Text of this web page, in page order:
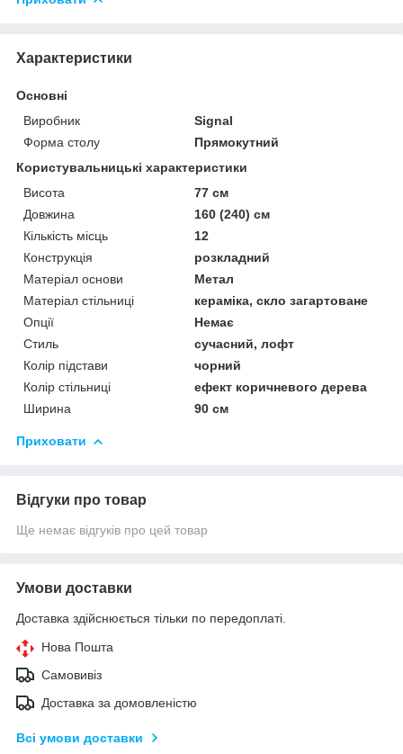
Характеристики
Основні
Виробник
Signal
Форма столу
Прямокутний
Користувальницькі характеристики
Висота
77 см
Довжина
160 (240) см
Кількість місць
12
Конструкція
розкладний
Матеріал основи
Метал
Матеріал стільниці
кераміка, скло загартоване
Опції
Немає
Стиль
сучасний, лофт
Колір підстави
чорний
Колір стільниці
ефект коричневого дерева
Ширина
90 см
Приховати
Відгуки про товар
Ще немає відгуків про цей товар
Умови доставки
Доставка здійснюється тільки по передоплаті.
Нова Пошта
Самовивіз
Доставка за домовленістю
Всі умови доставки